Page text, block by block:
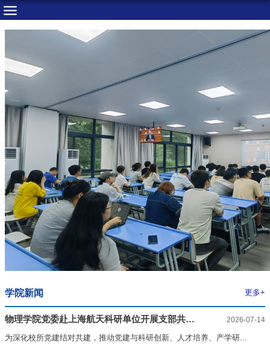
学院新闻 更多+
物理学院党委赴上海航天科研单位开展支部共建
交流活动
2026-07-14
为深化校所党建结对共建，推动党建与科研创新、人才培养、产学研...